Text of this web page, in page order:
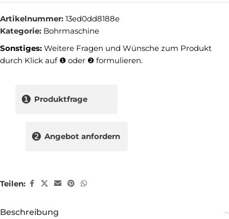
Artikelnummer: 13ed0dd8188e
Kategorie: Bohrmaschine
Sonstiges: Weitere Fragen und Wünsche zum Produkt
durch Klick auf ❶ oder ❷ formulieren.
❶ Produktfrage
❷ Angebot anfordern
Teilen:
Beschreibung